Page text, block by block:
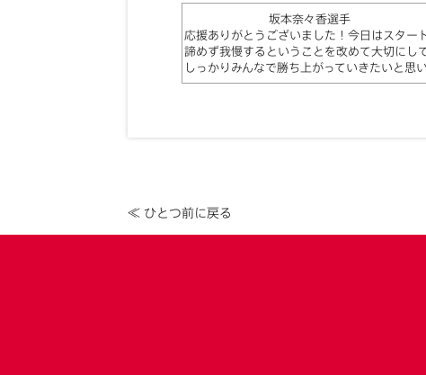
坂本奈々香選手
応援ありがとうございました！今日はスター
諦めず我慢するということを改めて大切にし
しっかりみんなで勝ち上がっていきたいと思
≪ ひとつ前に戻る